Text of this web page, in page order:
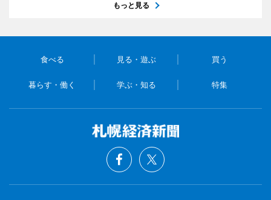
もっと見る
食べる 見る・遊ぶ 買う
暮らす・働く 学ぶ・知る 特集